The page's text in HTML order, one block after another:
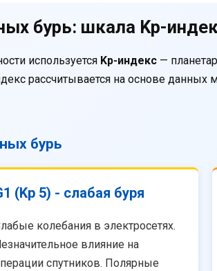
бурь: шкала Kp-
используется Kp-индекс —
рассчитывается на основе
бурь
(Kp 5) - слабая буря
колебания в электросетях.
влияние на
спутников. Полярные